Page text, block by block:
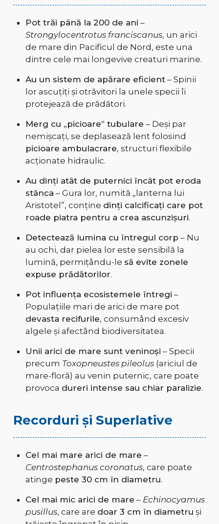
Pot trăi până la 200 de ani –
Strongylocentrotus franciscanus, un arici
de mare din Pacificul de Nord, este una
dintre cele mai longevive creaturi marine.
Au un sistem de apărare eficient– Spinii
lor ascuțiți și otrăvitori la unele specii îi
protejează de prădători.
Merg cu „picioare” tubulare – Deși par
nemișcați, se deplasează lent folosind
picioare ambulacrare, structuri flexibile
acționate hidraulic.
Au dinți atât de puternici încât pot eroda
stânca – Gura lor, numită „lanterna lui
Aristotel”, conține dinți calcificați care pot
roade piatra pentru a crea ascunzișuri.
Detectează lumina cu întregul corp – Nu
au ochi, dar pielea lor este sensibilă la
lumină, permițându-le să evite zonele
expuse prădătorilor.
Pot influența ecosistemele întregi –
Populațiile mari de arici de mare pot
devasta recifurile, consumând excesiv
algele și afectând biodiversitatea.
Unii arici de mare sunt veninoși – Specii
precum Toxopneustes pileolus(ariciul de
mare-floră) au venin puternic, care poate
provoca dureri intense sau chiar paralizie.
Recorduri și Superlative
Cel mai mare arici de mare –
Centrostephanus coronatus, care poate
atinge peste 30 cm în diametru.
Cel mai mic arici de mare – Echinocyamus
pusillus, care are doar 3 cm în diametru și